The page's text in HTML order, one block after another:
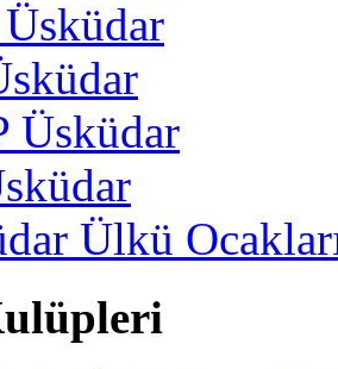
Üsküdar
Ülkü